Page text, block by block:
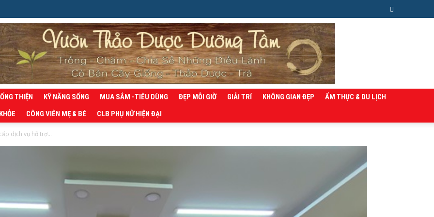
THIỆN KỸ NĂNG SỐNG MUA SẮM -TIÊU DÙNG ĐẸP MỖI GIỜ GIẢI TRÍ KHÔNG GIAN ĐẸP
ẨM THỰC & DU LỊCH
CÔNG VIÊN MẸ & BÉ CLB PHỤ NỮ HIỆN ĐẠI
dịch vụ hỗ trợ...